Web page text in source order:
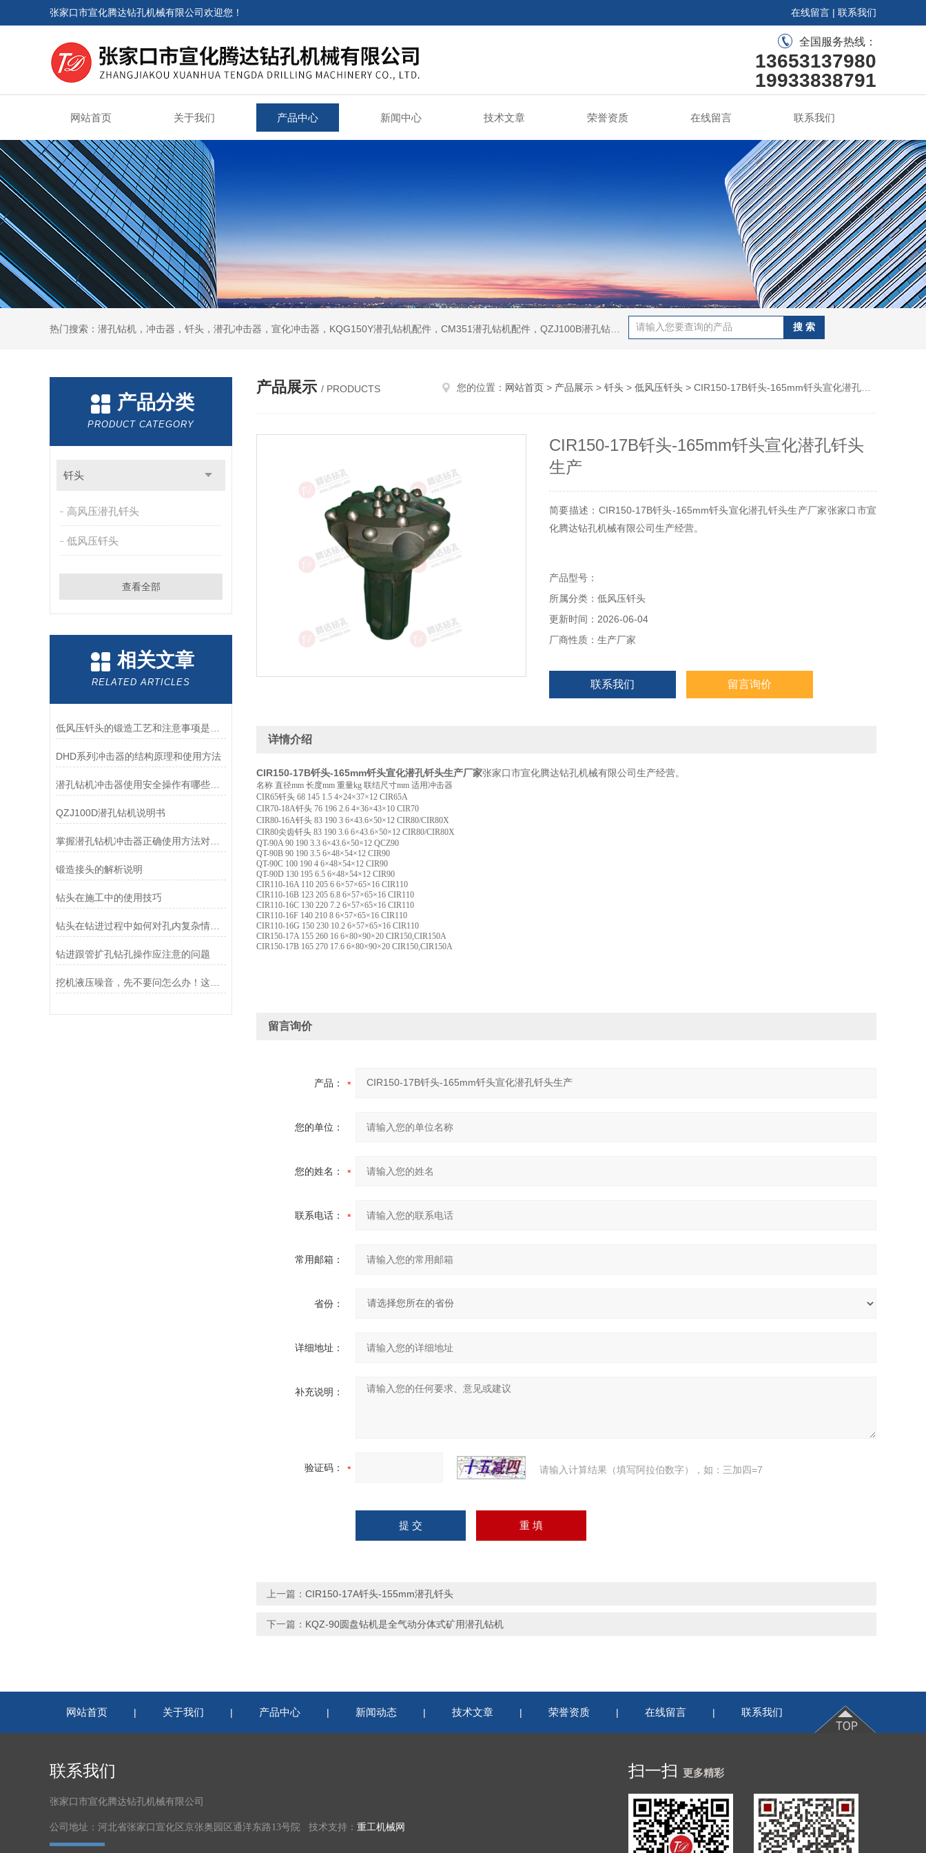
张家口市宣化腾达钻孔机械有限公司欢迎您！ 在线留言 | 联系我们
全国服务热线：
13653137980
19933838791
网站首页 关于我们 产品中心 新闻中心 技术文章 荣誉资质 在线留言 联系我们
产品分类
PRODUCT CATEGORY
钎头
高风压潜孔钎头
低风压钎头
查看全部
相关文章
RELATED ARTICLES
DHD系列冲击器的结构原理和使用方法
潜孔钻机冲击器使用安全操作有哪些步骤需要详解
QZJ100D潜孔钻机说明书
掌握潜孔钻机冲击器正确使用方法对提升施工质量具有重要意义
锻造接头的解析说明
钻头在施工中的使用技巧
钻头在钻进过程中如何对孔内复杂情况进行分析与判断
钻进跟管扩孔钻孔操作应注意的问题
挖机液压噪音，先不要问怎么办！这些方法你用了吗
产品展示 / PRODUCTS 您的位置： 网站首页 > 产品展示 > 钎头 > 低风压钎头 > CIR150-17B钎头-165mm钎头宣化潜孔钎头生产
CIR150-17B钎头-165mm钎头宣化潜孔钎头
生产
简要描述：CIR150-17B钎头-165mm钎头宣化潜孔钎头生产厂家张家口市宣
化腾达钻孔机械有限公司生产经营。
产品型号：
所属分类：低风压钎头
更新时间：2026-06-04
厂商性质：生产厂家
联系我们 留言询价
详情介绍
CIR150-17B钎头-165mm钎头宣化潜孔钎头生产厂家张家口市宣化腾达钻孔机械有限公司生产经营。
名称 直径mm 长度mm 重量kg 联结尺寸mm 适用冲击器
CIR65钎头 68 145 1.5 4×24×37×12 CIR65A
CIR70-18A钎头 76 196 2.6 4×36×43×10 CIR70
CIR80-16A钎头 83 190 3 6×43.6×50×12 CIR80/CIR80X
CIR80尖齿钎头 83 190 3.6 6×43.6×50×12 CIR80/CIR80X
QT-90A 90 190 3.3 6×43.6×50×12 QCZ90
QT-90B 90 190 3.5 6×48×54×12 CIR90
QT-90C 100 190 4 6×48×54×12 CIR90
QT-90D 130 195 6.5 6×48×54×12 CIR90
CIR110-16A 110 205 6 6×57×65×16 CIR110
CIR110-16B 123 205 6.8 6×57×65×16 CIR110
CIR110-16C 130 220 7.2 6×57×65×16 CIR110
CIR110-16F 140 210 8 6×57×65×16 CIR110
CIR110-16G 150 230 10.2 6×57×65×16 CIR110
CIR150-17A 155 260 16 6×80×90×20 CIR150,CIR150A
CIR150-17B 165 270 17.6 6×80×90×20 CIR150,CIR150A
留言询价
产品：
您的单位：
您的姓名：
联系电话：
常用邮箱：
省份：
详细地址：
补充说明：
验证码： 请输入计算结果（填写阿拉伯数字），如：三加四=7
上一篇： CIR150-17A钎头-155mm潜孔钎头
下一篇： KQZ-90圆盘钻机是全气动分体式矿用潜孔钻机
网站首页 | 关于我们 | 产品中心 | 新闻动态 | 技术文章 | 荣誉资质 | 在线留言 | 联系我们
联系我们
张家口市宣化腾达钻孔机械有限公司
公司地址：河北省张家口宣化区京张奥园区通洋东路13号院 技术支持： 重工机械网
扫一扫 更多精彩